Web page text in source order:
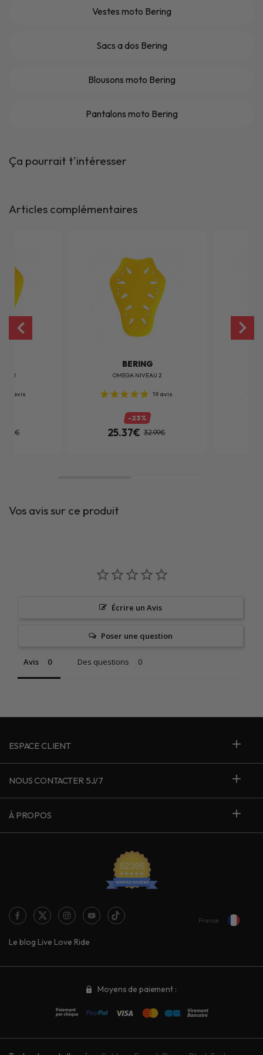
Vestes moto Bering
Sacs a dos Bering
Blousons moto Bering
Pantalons moto Bering
Ça pourrait t'intéresser
Articles complémentaires
1
avis
BERING
OMEGA NIVEAU 2
19 avis
-23%
25.37€ 32.99€
Vos avis sur ce produit
Écrire un Avis
Poser une question
Avis Des questions
ESPACE CLIENT
NOUS CONTACTER 5J/7
À PROPOS
Le blog Live Love Ride
France
Moyens de paiement :